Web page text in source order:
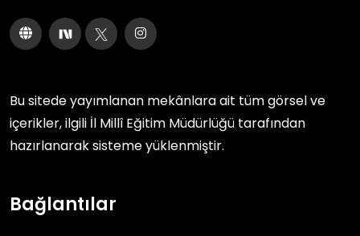
Bu sitede yayımlanan mekânlara ait tüm görsel ve
içerikler, ilgili İl Millî Eğitim Müdürlüğü tarafından
hazırlanarak sisteme yüklenmiştir.
Bağlantılar